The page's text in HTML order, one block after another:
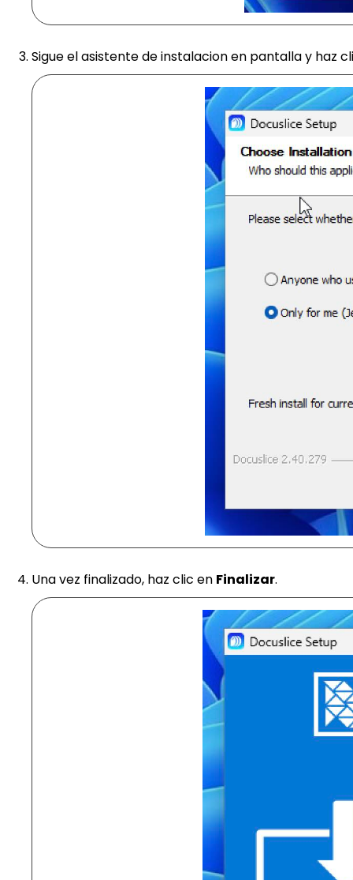
Sigue el asistente de instalacion en pantalla y haz
Una vez finalizado, haz clic en Finalizar.